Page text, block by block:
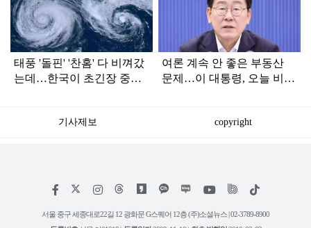
인
태풍 '돌핀' '찬홈' 다 비껴갔
는데…한국이 초긴장 중인
여론 계속 안 좋은 부동산
문제…이 대통령, 오늘 비공
기사제보 copyright
페
스
인
타
위
트
틱
서울 중구 세종대로22길 12 광화문 G스퀘어 12층 (주)소셜뉴스 | 02-3789-8900